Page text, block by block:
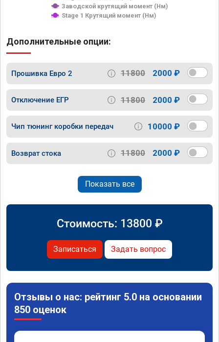
Заводской крутящий момент (Нм)
Stage 1 Крутящий момент (Нм)
Дополнительные опции:
Прошивка Евро 2 11800 2000 ₽
Отключение ЕГР 11800 2000 ₽
Чип тюнинг коробки передач 10000 ₽
Возврат стока 11800 2000 ₽
Показать все
Стоимость: 13800 ₽
Записаться Задать вопрос
Отзывы о нас: рейтинг 5.0 на основании
850 оценок